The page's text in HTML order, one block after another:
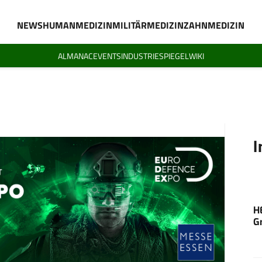
NEWSHUMANMEDIZINMILITÄRMEDIZINZAHNMEDIZIN
ALMANACEVENTSINDUSTRIESPIEGELWIKI